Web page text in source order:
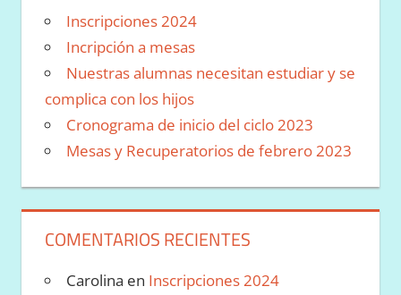
Inscripciones 2024
Incripción a mesas
Nuestras alumnas necesitan estudiar y se
complica con los hijos
Cronograma de inicio del ciclo 2023
Mesas y Recuperatorios de febrero 2023
COMENTARIOS RECIENTES
Carolina en Inscripciones 2024